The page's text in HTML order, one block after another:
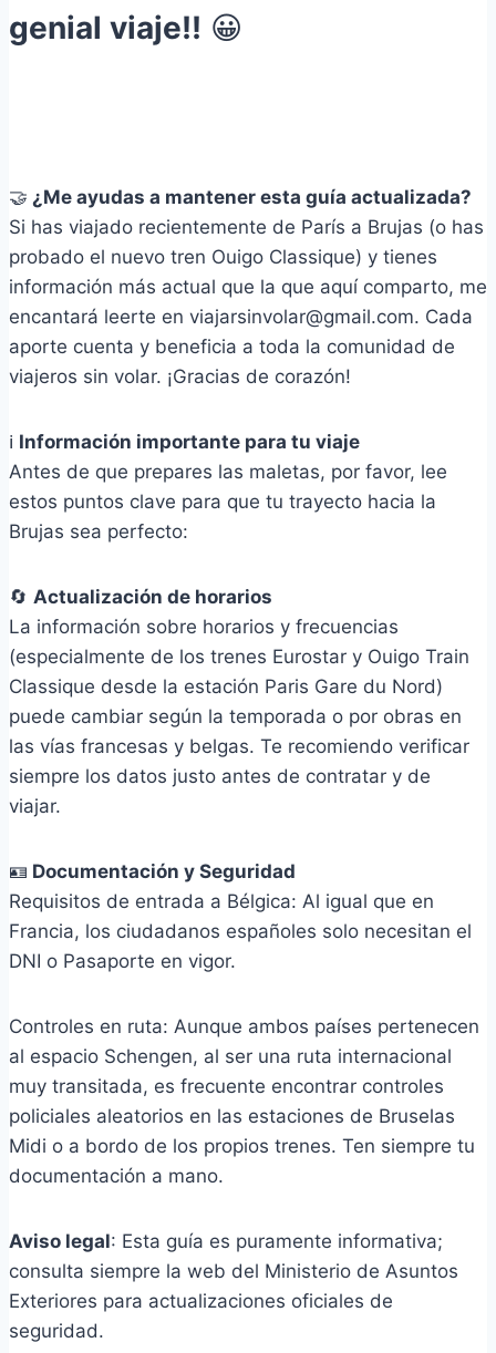
genial viaje!! 😀
🤝 ¿Me ayudas a mantener esta guía actualizada?
Si has viajado recientemente de París a Brujas (o has
probado el nuevo tren Ouigo Classique) y tienes
información más actual que la que aquí comparto, me
encantará leerte en viajarsinvolar@gmail.com. Cada
aporte cuenta y beneficia a toda la comunidad de
viajeros sin volar. ¡Gracias de corazón!
ℹ️ Información importante para tu viaje
Antes de que prepares las maletas, por favor, lee
estos puntos clave para que tu trayecto hacia la
Brujas sea perfecto:
🔄 Actualización de horarios
La información sobre horarios y frecuencias
(especialmente de los trenes Eurostar y Ouigo Train
Classique desde la estación Paris Gare du Nord)
puede cambiar según la temporada o por obras en
las vías francesas y belgas. Te recomiendo verificar
siempre los datos justo antes de contratar y de
viajar.
🪪 Documentación y Seguridad
Requisitos de entrada a Bélgica: Al igual que en
Francia, los ciudadanos españoles solo necesitan el
DNI o Pasaporte en vigor.
Controles en ruta: Aunque ambos países pertenecen
al espacio Schengen, al ser una ruta internacional
muy transitada, es frecuente encontrar controles
policiales aleatorios en las estaciones de Bruselas
Midi o a bordo de los propios trenes. Ten siempre tu
documentación a mano.
Aviso legal: Esta guía es puramente informativa;
consulta siempre la web del Ministerio de Asuntos
Exteriores para actualizaciones oficiales de
seguridad.